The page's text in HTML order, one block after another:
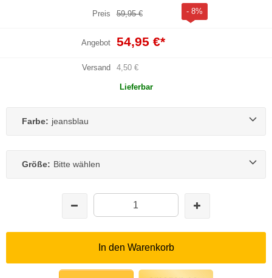
Preis 59,95 € - 8%
Angebot 54,95 €*
Versand 4,50 €
Lieferbar
Farbe: jeansblau
Größe: Bitte wählen
In den Warenkorb